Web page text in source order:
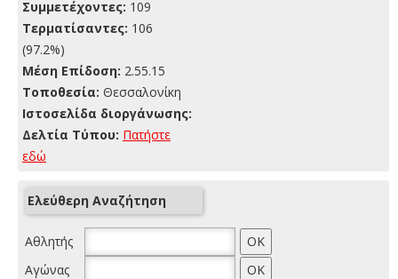
Συμμετέχοντες: 109
Τερματίσαντες: 106
(97.2%)
Μέση Επίδοση: 2.55.15
Τοποθεσία: Θεσσαλονίκη
Ιστοσελίδα διοργάνωσης:
Δελτία Τύπου: Πατήστε
εδώ
Ελεύθερη Αναζήτηση
Αθλητής
Αγώνας